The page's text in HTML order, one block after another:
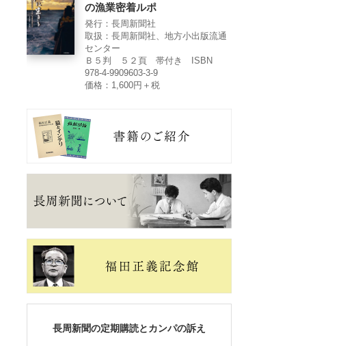
の漁業密着ルポ
発行：長周新聞社
取扱：長周新聞社、地方小出版流通
センター
Ｂ５判 ５２頁 帯付き ISBN
978-4-9909603-3-9
価格：1,600円＋税
長周新聞の定期購読とカンパの訴え